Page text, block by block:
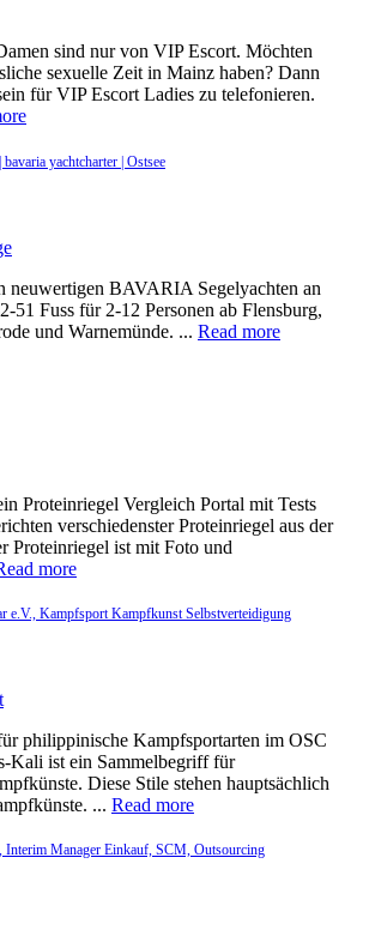
sind nur von VIP Escort. Möchten
sexuelle Zeit in Mainz haben? Dann
für VIP Escort Ladies zu telefonieren.
yachtcharter | Ostsee
neuwertigen BAVARIA Segelyachten an
51 Fuss für 2-12 Personen ab Flensburg,
und Warnemünde. ... Read more
Proteinriegel Vergleich Portal mit Tests
verschiedenster Proteinriegel aus der
Proteinriegel ist mit Foto und
more
e.V., Kampfsport Kampfkunst Selbstverteidigung
philippinische Kampfsportarten im OSC
Kali ist ein Sammelbegriff für
Diese Stile stehen hauptsächlich
... Read more
Manager Einkauf, SCM, Outsourcing